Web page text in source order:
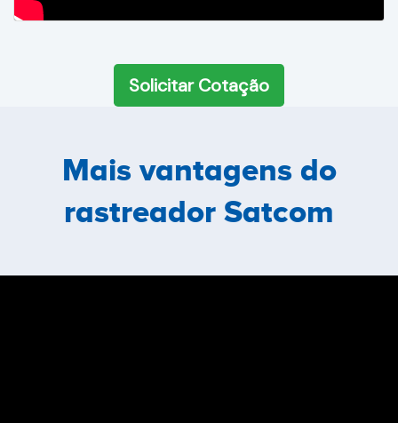
Solicitar Cotação
Mais vantagens do
rastreador Satcom